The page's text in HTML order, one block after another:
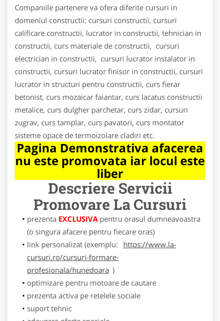
Companiile partenere va ofera diferite cursuri in
domeniul constructii: cursuri constructii, cursuri
calificare constructii, lucrator in constructii, tehnician in
constructii, curs materiale de constructii, cursuri
electrician in constructii, cursuri lucrator instalator in
constructii, cursuri lucrator finisor in constructii, cursuri
lucrator in structuri pentru constructii, curs fierar
betonist, curs mozaicar faiantar, curs lacatus constructii
metalice, curs dulgher parchetar, curs zidar, cursuri
zugrav, curs tamplar, curs pavatori, curs montator
sisteme opace de termoizolare cladiri etc.
Pagina Demonstrativa afacerea
nu este promovata iar locul este
liber
Descriere Servicii
Promovare La Cursuri
prezenta EXCLUSIVApentru orasul dumneavoastra
(o singura afacere pentru fiecare oras)
link personalizat (exemplu:
https://www.la-
cursuri.ro/cursuri-formare-
profesionala/hunedoara )
optimizare pentru motoare de cautare
prezenta activa pe retelele sociale
suport tehnic